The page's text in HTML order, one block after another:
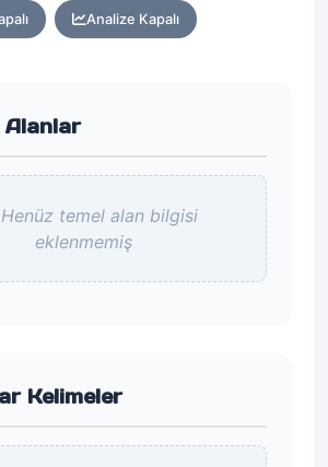
Analize Kapalı
Alanlar
Henüz temel alan bilgisi
eklenmemiş
Kelimeler